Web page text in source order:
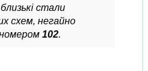
стали
схем, негайно
102.